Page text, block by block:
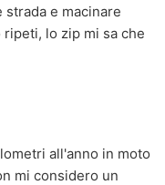
e macinare
lo zip mi sa che
all'anno in moto
mi considero un